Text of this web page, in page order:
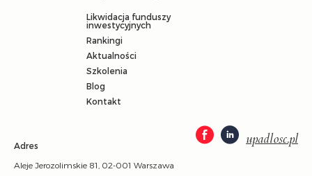
Likwidacja funduszy
inwestycyjnych
Rankingi
Aktualności
Szkolenia
Blog
Kontakt
upadlosc.pl
Adres
Aleje Jerozolimskie 81, 02-001 Warszawa